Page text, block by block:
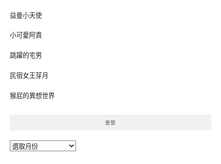
益曼小天使
小可愛阿貴
跳躍的宅男
民宿女王芽月
猴屁的異想世界
彙整
彙